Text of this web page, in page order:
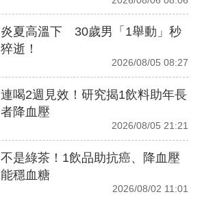
炎夏高溫下 30歲男「1舉動」秒
猝逝！
2026/08/05 08:27
連喝2週見效！研究揭1飲料助年長
者降血壓
2026/08/05 21:21
不是綠茶！1飲品助抗癌、降血壓
能穩血糖
2026/08/02 11:01